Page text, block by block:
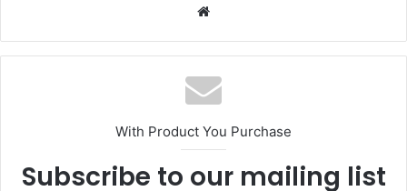
b
s
i
e
With Product You Purchase
Subscribe to our mailing list